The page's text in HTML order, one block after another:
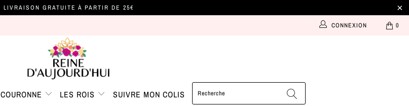
LIVRAISON GRATUITE À PARTIR DE 25€
0
CONNEXION
COURONNE LES ROIS SUIVRE MON COLIS